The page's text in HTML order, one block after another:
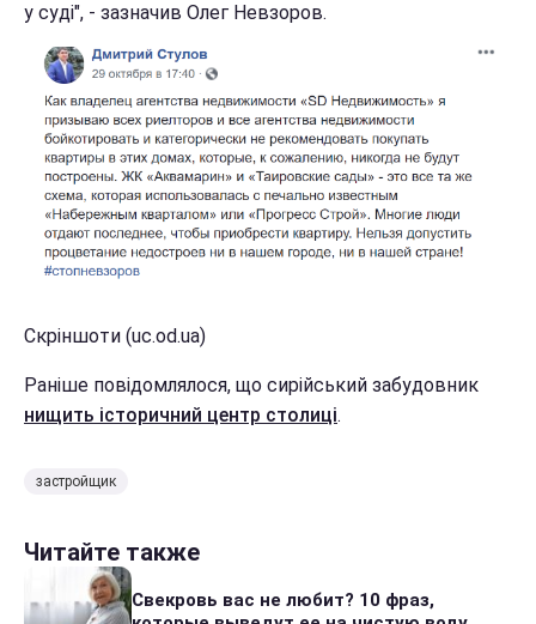
у суді", - зазначив Олег Невзоров.
Скріншоти (uc.od.ua)
Раніше повідомлялося, що сирійський забудовник
нищить історичний центр столиці.
застройщик
Читайте также
Свекровь вас не любит? 10 фраз,